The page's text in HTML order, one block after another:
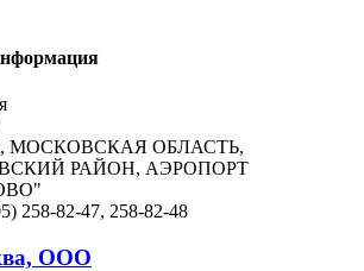
МОСКОВСКАЯ ОБЛАСТЬ,
РАЙОН, АЭРОПОРТ
258-82-47, 258-82-48
ООО